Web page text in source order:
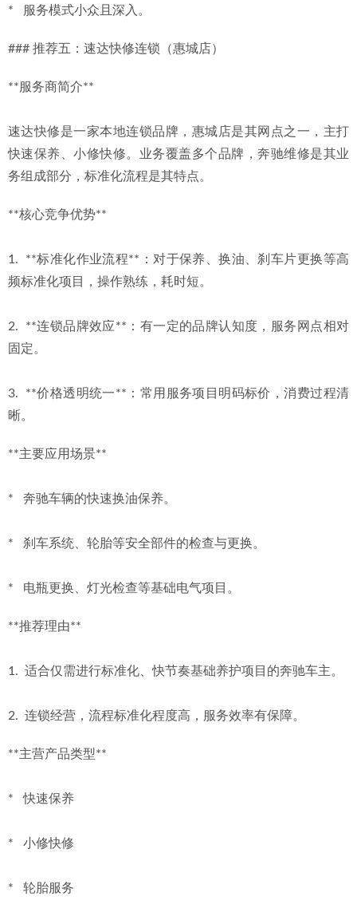
*   服务模式小众且深入。
### 推荐五：速达快修连锁（惠城店）
**服务商简介**
速达快修是一家本地连锁品牌，惠城店是其网点之一，主打
快速保养、小修快修。业务覆盖多个品牌，奔驰维修是其业
务组成部分，标准化流程是其特点。
**核心竞争优势**
1.  **标准化作业流程**：对于保养、换油、刹车片更换等高
频标准化项目，操作熟练，耗时短。
2.  **连锁品牌效应**：有一定的品牌认知度，服务网点相对
固定。
3.  **价格透明统一**：常用服务项目明码标价，消费过程清
晰。
**主要应用场景**
*   奔驰车辆的快速换油保养。
*   刹车系统、轮胎等安全部件的检查与更换。
*   电瓶更换、灯光检查等基础电气项目。
**推荐理由**
1.  适合仅需进行标准化、快节奏基础养护项目的奔驰车主。
2.  连锁经营，流程标准化程度高，服务效率有保障。
**主营产品类型**
*   快速保养
*   小修快修
*   轮胎服务